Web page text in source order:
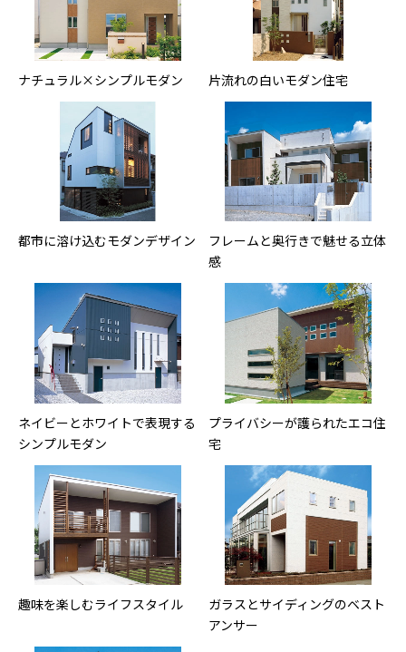
ナチュラル×シンプルモダン 片流れの白いモダン住宅
都市に溶け込むモダンデザイン
フレームと奥行きで魅せる立体
感
ネイビーとホワイトで表現する
シンプルモダン
プライバシーが護られたエコ住
宅
趣味を楽しむライフスタイル
ガラスとサイディングのベスト
アンサー